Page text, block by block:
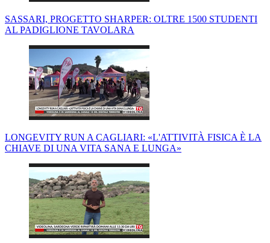
SASSARI, PROGETTO SHARPER: OLTRE 1500 STUDENTI
AL PADIGLIONE TAVOLARA
LONGEVITY RUN A CAGLIARI: «L'ATTIVITÀ FISICA È LA
CHIAVE DI UNA VITA SANA E LUNGA»